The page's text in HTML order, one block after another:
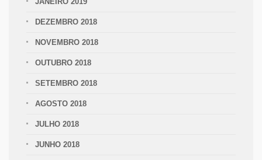
DEZEMBRO 2018
NOVEMBRO 2018
OUTUBRO 2018
SETEMBRO 2018
AGOSTO 2018
JULHO 2018
JUNHO 2018